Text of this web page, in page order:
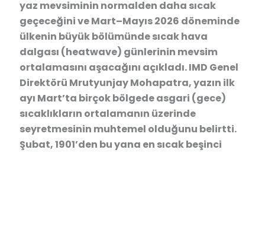
yaz mevsiminin normalden daha sıcak
geçeceğini ve Mart–Mayıs 2026 döneminde
ülkenin büyük bölümünde sıcak hava
dalgası (heatwave) günlerinin mevsim
ortalamasını aşacağını açıkladı. IMD Genel
Direktörü Mrutyunjay Mohapatra, yazın ilk
ayı Mart’ta birçok bölgede asgari (gece)
sıcaklıkların ortalamanın üzerinde
seyretmesinin muhtemel olduğunu belirtti.
Şubat, 1901’den bu yana en sıcak beşinci